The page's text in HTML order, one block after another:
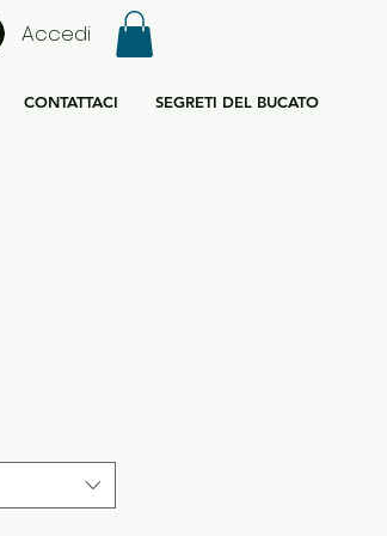
Accedi
CONTATTACI SEGRETI DEL BUCATO